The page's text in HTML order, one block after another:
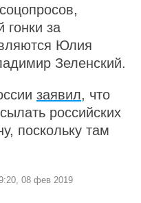
за
Юлия
Зеленский.
заявил, что
российских
поскольку там
08 фев 2019